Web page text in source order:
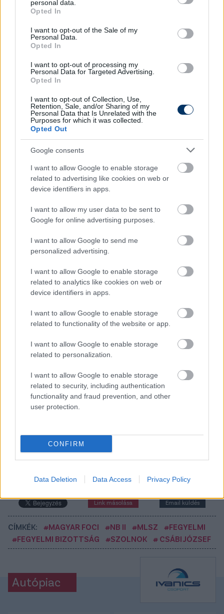
grant or deny consent to Google and its third-party tags to
use your data for below specified purposes in below Google
consent section.
personal data.
Opted In
I want to opt-out of the Sale of my
Personal Data.
Opted In
I want to opt-out of processing my
Personal Data for Targeted Advertising.
Opted In
I want to opt-out of Collection, Use,
Retention, Sale, and/or Sharing of my
Personal Data that Is Unrelated with the
Purposes for which it was collected.
Opted Out
Google consents
I want to allow Google to enable storage
related to advertising like cookies on web or
device identifiers in apps.
I want to allow my user data to be sent to
Google for online advertising purposes.
I want to allow Google to send me
personalized advertising.
I want to allow Google to enable storage
related to analytics like cookies on web or
device identifiers in apps.
I want to allow Google to enable storage
related to functionality of the website or app.
I want to allow Google to enable storage
related to personalization.
I want to allow Google to enable storage
related to security, including authentication
functionality and fraud prevention, and other
user protection.
CONFIRM
Data Deletion Data Access Privacy Policy
Nagy Eszter(BVSC - Zugló) 1 soron következő női
felnőtt nagypályás bajnoki mérkőzésre szóló
eltiltásban részesült.
Hadházi Sándor Máté
(Miskolci EAC) 1 soron
következő férfi felnőtt futsal bajnoki mérkőzésre
szóló eltiltást kapott.
Színes lapok miatt kiszabott pénzbüntetés
Siófok 15, Kazincbarcika 15 és Békéscsaba 15 ezer
Vignjevicnek elege lett: "Ne bújjanak
el mögém Újpesten!" - interjú
Sokakkal jó viszonyban vált el Újpesten, vannak most
is olyan játékosok a kiesés ellen küzdő csapatban,
akiket ő vitt oda, de nem érti, miért veszik elő már a
lilák volt szakvezetőjével.
Elolvasom
Itt állíthatod be, hogy a Csakfoci az elsők
között legyen a Google-találatokban
Tetszett a cikk? Megosztanád?
Link másolása Email küldés
CÍMKÉK: #MAGYAR FOCI #NB II #MLSZ
#FEGYELMI
#FEGYELMI BIZOTTSÁG
#SZOLNOK # CSÁBI JÓZSEF
Autópiac